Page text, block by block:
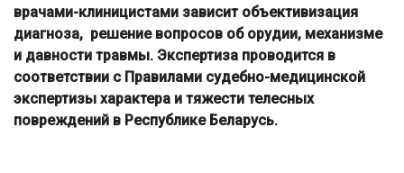
врачами-клиницистами зависит объективизация
диагноза, решение вопросов об орудии, механизме
и давности травмы. Экспертиза проводится в
соответствии с Правилами судебно-медицинской
экспертизы характера и тяжести телесных
повреждений в Республике Беларусь.